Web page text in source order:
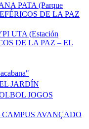
PATA (Parque
DE LA PAZ
UTA (Estación
DE LA PAZ – EL
JARDÍN
JOGOS
AVANÇADO